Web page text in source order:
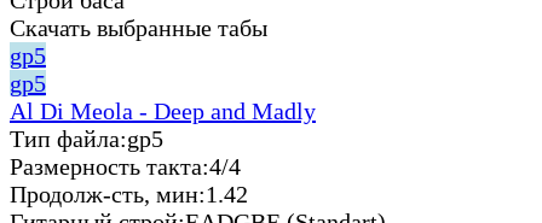
Скачать выбранные табы
gp5
gp5
Al Di Meola - Deep and Madly
Тип файла:gp5
Размерность такта:4/4
Продолж-сть, мин:1.42